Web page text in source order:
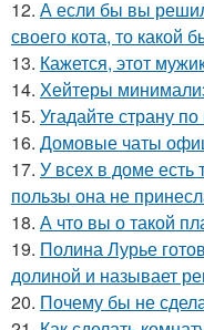
12. А если бы вы
своего кота, то какой
13. Кажется, этот
14. Хейтеры
15. Угадайте страну
16. Домовые чаты
17. У всех в доме есть
пользы она не
18. А что вы о такой
19. Полина Лурье
долиной и называет
20. Почему бы не